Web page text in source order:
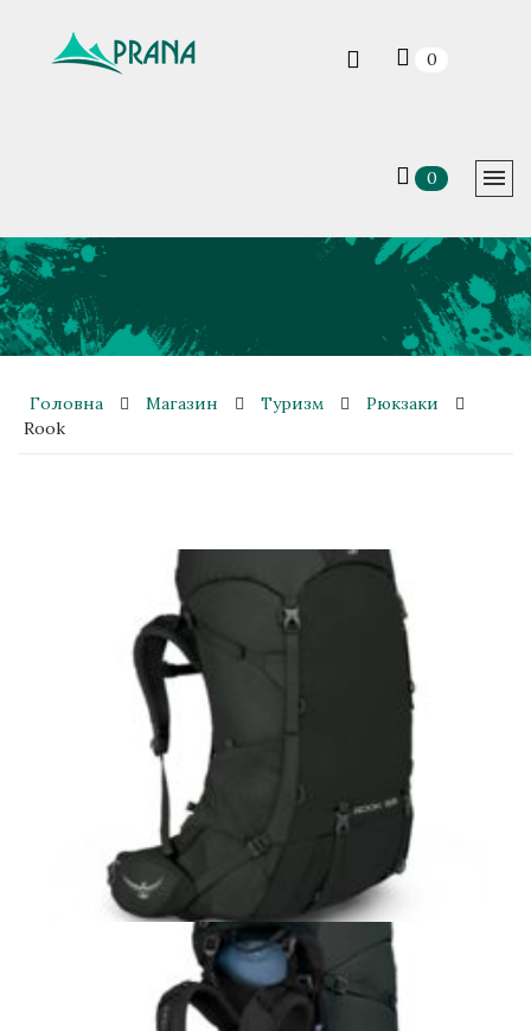
0
0
Головна Магазин Туризм
Рюкзаки
Rook